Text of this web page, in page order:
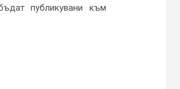
публикувани към